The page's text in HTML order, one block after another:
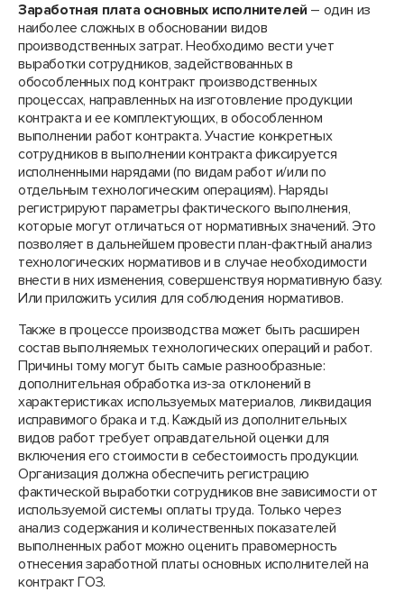
Заработная плата основных исполнителей – один из
наиболее сложных в обосновании видов
производственных затрат. Необходимо вести учет
выработки сотрудников, задействованных в
обособленных под контракт производственных
процессах, направленных на изготовление продукции
контракта и ее комплектующих, в обособленном
выполнении работ контракта. Участие конкретных
сотрудников в выполнении контракта фиксируется
исполненными нарядами (по видам работ и/или по
отдельным технологическим операциям). Наряды
регистрируют параметры фактического выполнения,
которые могут отличаться от нормативных значений. Это
позволяет в дальнейшем провести план-фактный анализ
технологических нормативов и в случае необходимости
внести в них изменения, совершенствуя нормативную базу.
Или приложить усилия для соблюдения нормативов.
Также в процессе производства может быть расширен
состав выполняемых технологических операций и работ.
Причины тому могут быть самые разнообразные:
дополнительная обработка из-за отклонений в
характеристиках используемых материалов, ликвидация
исправимого брака и т.д. Каждый из дополнительных
видов работ требует оправдательной оценки для
включения его стоимости в себестоимость продукции.
Организация должна обеспечить регистрацию
фактической выработки сотрудников вне зависимости от
используемой системы оплаты труда. Только через
анализ содержания и количественных показателей
выполненных работ можно оценить правомерность
отнесения заработной платы основных исполнителей на
контракт ГОЗ.